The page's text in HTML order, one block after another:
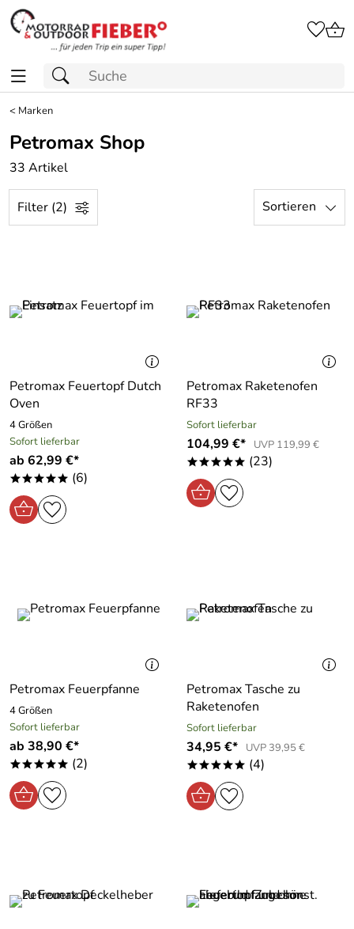
< Marken
Petromax Shop
33 Artikel
Filter (2) Sortieren
Petromax Feuertopf Dutch
Oven
4 Größen
Sofort lieferbar
ab 62,99 €*
***** (6)
Petromax Raketenofen
RF33
Sofort lieferbar
104,99 €* UVP 119,99 €
***** (23)
Petromax Feuerpfanne
4 Größen
Sofort lieferbar
ab 38,90 €*
***** (2)
Petromax Tasche zu
Raketenofen
Sofort lieferbar
34,95 €* UVP 39,95 €
***** (4)